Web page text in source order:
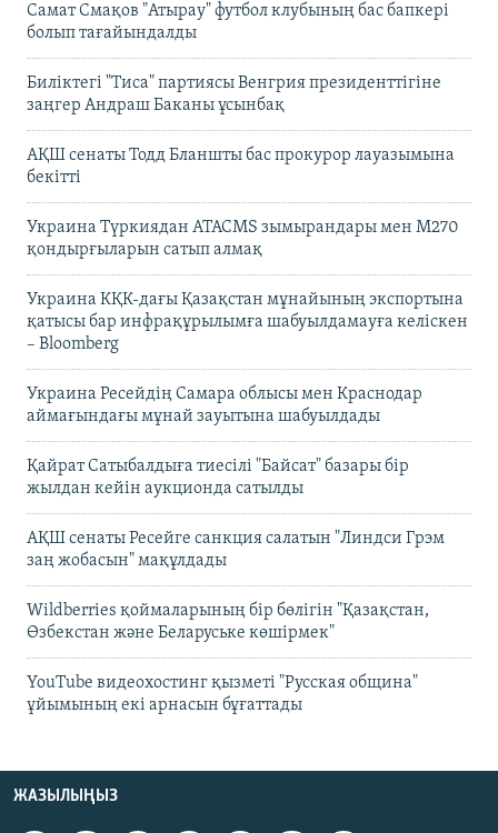
Самат Смақов "Атырау" футбол клубының бас бапкері
болып тағайындалды
Биліктегі "Тиса" партиясы Венгрия президенттігіне
заңгер Андраш Баканы ұсынбақ
АҚШ сенаты Тодд Бланшты бас прокурор лауазымына
бекітті
Украина Түркиядан ATACMS зымырандары мен M270
қондырғыларын сатып алмақ
Украина КҚК-дағы Қазақстан мұнайының экспортына
қатысы бар инфрақұрылымға шабуылдамауға келіскен
– Bloomberg
Украина Ресейдің Самара облысы мен Краснодар
аймағындағы мұнай зауытына шабуылдады
Қайрат Сатыбалдыға тиесілі "Байсат" базары бір
жылдан кейін аукционда сатылды
АҚШ сенаты Ресейге санкция салатын "Линдси Грэм
заң жобасын" мақұлдады
Wildberries қоймаларының бір бөлігін "Қазақстан,
Өзбекстан және Беларуське көшірмек"
YouTube видеохостинг қызметі "Русская община"
ұйымының екі арнасын бұғаттады
ЖАЗЫЛЫҢЫЗ